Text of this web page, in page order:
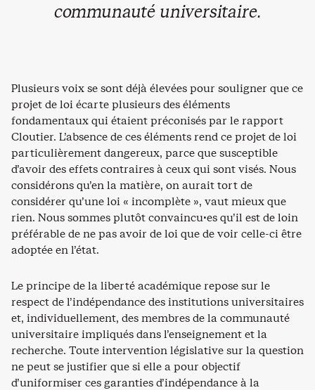
communauté universitaire.
Plusieurs voix se sont déjà élevées pour souligner que ce
projet de loi écarte plusieurs des éléments
fondamentaux qui étaient préconisés par le rapport
Cloutier. L’absence de ces éléments rend ce projet de loi
particulièrement dangereux, parce que susceptible
d’avoir des effets contraires à ceux qui sont visés. Nous
considérons qu’en la matière, on aurait tort de
considérer qu’une loi « incomplète », vaut mieux que
rien. Nous sommes plutôt convaincu·es qu’il est de loin
préférable de ne pas avoir de loi que de voir celle-ci être
adoptée en l’état.
Le principe de la liberté académique repose sur le
respect de l’indépendance des institutions universitaires
et, individuellement, des membres de la communauté
universitaire impliqués dans l’enseignement et la
recherche. Toute intervention législative sur la question
ne peut se justifier que si elle a pour objectif
d’uniformiser ces garanties d’indépendance à la